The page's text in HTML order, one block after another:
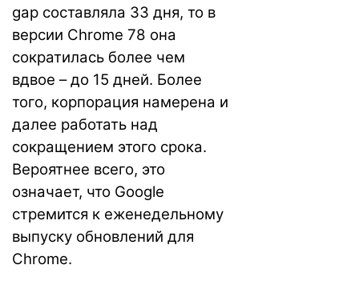
gap составляла 33 дня, то в
версии Chrome 78 она
сократилась более чем
вдвое – до 15 дней. Более
того, корпорация намерена и
далее работать над
сокращением этого срока.
Вероятнее всего, это
означает, что Google
стремится к еженедельному
выпуску обновлений для
Chrome.